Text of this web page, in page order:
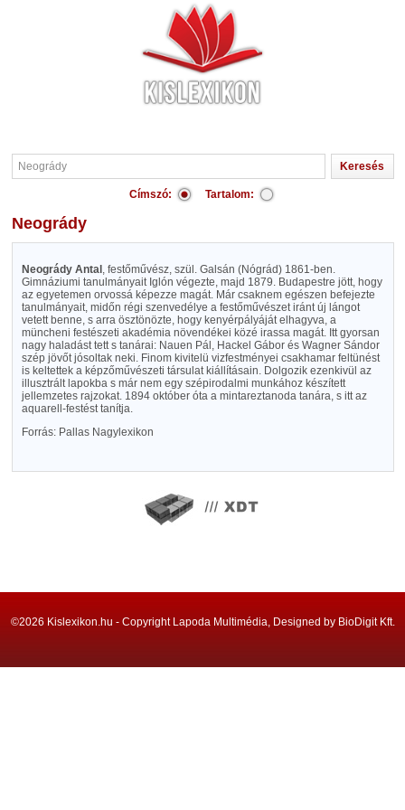
Címszó: Tartalom:
Neogrády
Neogrády Antal , festőművész, szül. Galsán (Nógrád) 1861-ben.
Gimnáziumi tanulmányait Iglón végezte, majd 1879. Budapestre jött, hogy
az egyetemen orvossá képezze magát. Már csaknem egészen befejezte
tanulmányait, midőn régi szenvedélye a festőművészet iránt új lángot
vetett benne, s arra ösztönözte, hogy kenyérpályáját elhagyva, a
müncheni festészeti akadémia növendékei közé irassa magát. Itt gyorsan
nagy haladást tett s tanárai: Nauen Pál, Hackel Gábor és Wagner Sándor
szép jövőt jósoltak neki. Finom kivitelü vizfestményei csakhamar feltünést
is keltettek a képzőművészeti társulat kiállításain. Dolgozik ezenkivül az
illusztrált lapokba s már nem egy szépirodalmi munkához készített
jellemzetes rajzokat. 1894 október óta a mintareztanoda tanára, s itt az
aquarell-festést tanítja.
Forrás: Pallas Nagylexikon
©2026 Kislexikon.hu - Copyright Lapoda Multimédia, Designed by BioDigit Kft.